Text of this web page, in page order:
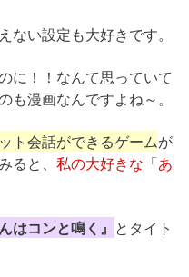
ない設定も大好きです。
に！！なんて思っていて
も漫画なんですよね～。
ト会話ができるゲームが
と、 私の大好きな「あ
はコンと鳴く』 とタイト